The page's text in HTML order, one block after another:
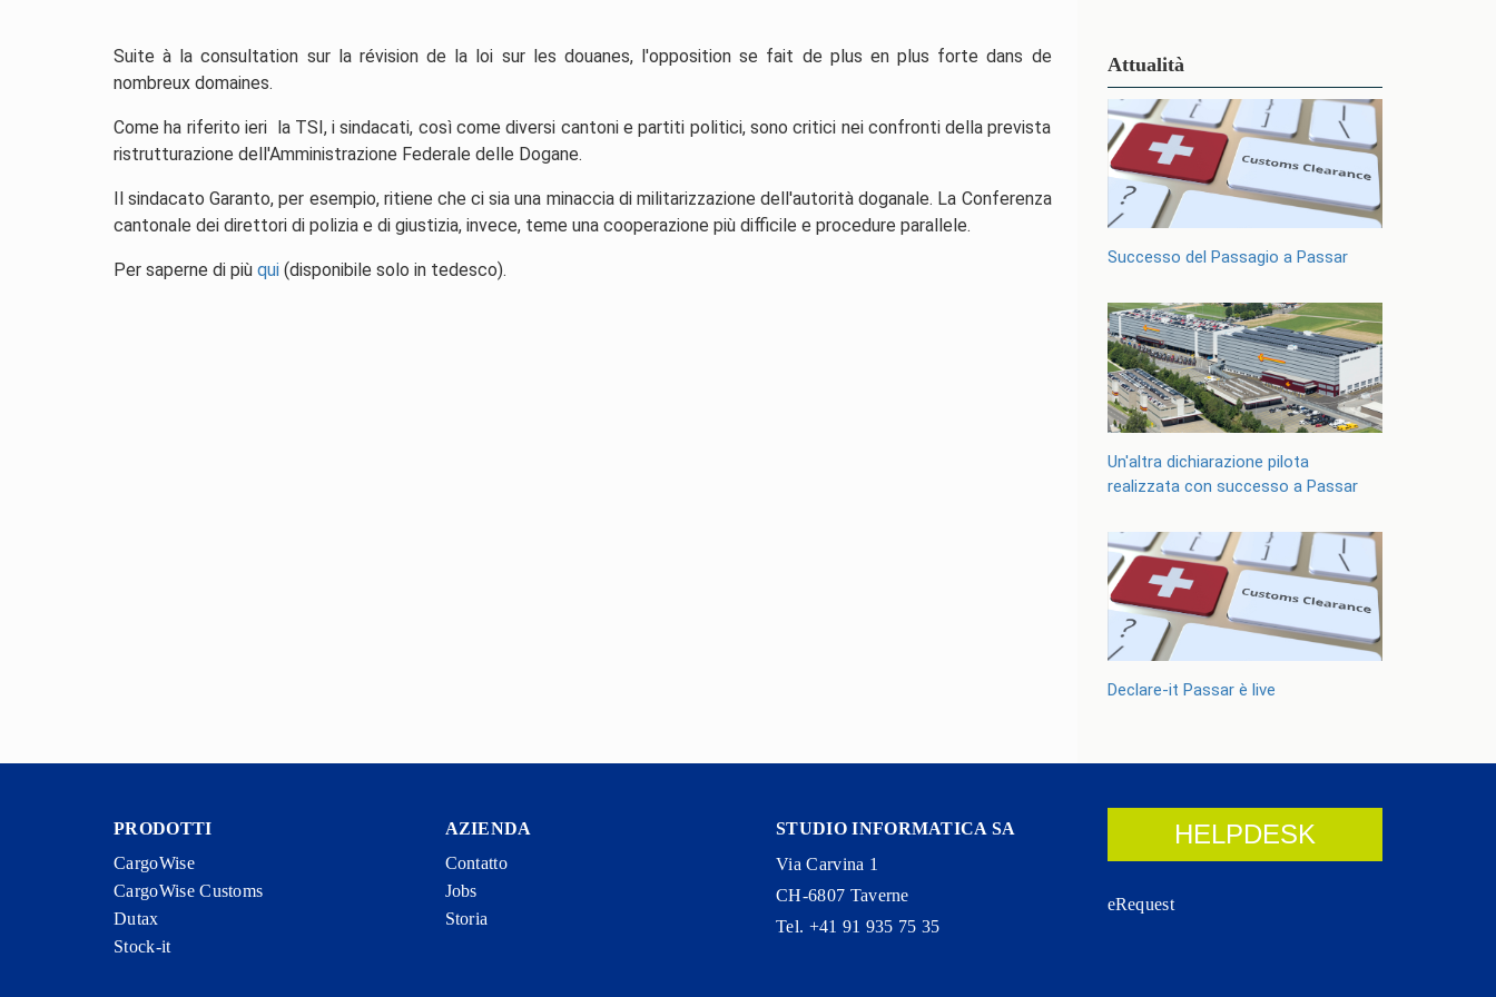
Suite à la consultation sur la révision de la loi sur les douanes, l'opposition se fait de plus en plus forte dans de
nombreux domaines.
Come ha riferito ieri la TSI, i sindacati, così come diversi cantoni e partiti politici, sono critici nei confronti della prevista
ristrutturazione dell'Amministrazione Federale delle Dogane.
Il sindacato Garanto, per esempio, ritiene che ci sia una minaccia di militarizzazione dell'autorità doganale. La Conferenza
cantonale dei direttori di polizia e di giustizia, invece, teme una cooperazione più difficile e procedure parallele.
Per saperne di più qui (disponibile solo in tedesco).
Attualità
Successo del Passagio a Passar
Un'altra dichiarazione pilota
realizzata con successo a Passar
Declare-it Passar è live
PRODOTTI
CargoWise
CargoWise Customs
Dutax
Stock-it
AZIENDA
Contatto
Jobs
Storia
STUDIO INFORMATICA SA
Via Carvina 1
CH-6807 Taverne
Tel. +41 91 935 75 35
HELPDESK
eRequest